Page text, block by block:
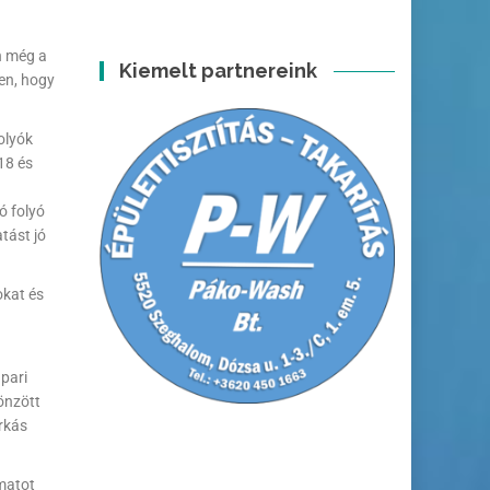
még a
hogy
és
folyó
jó
és
Kiemelt partnereink